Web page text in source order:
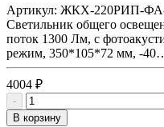
Артикул: ЖКХ-220РИП-
Светильник общего
поток 1300 Лм, с
режим, 350*105*72 мм, -
4004 ₽
-
В корзину